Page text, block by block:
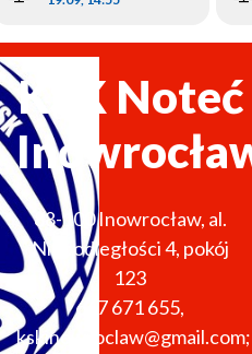
KSK Noteć
88-100Inowrocław, al.
Niepodległości 4, pokój
123
667 671 655,
kskinowroclaw@gmail.com;